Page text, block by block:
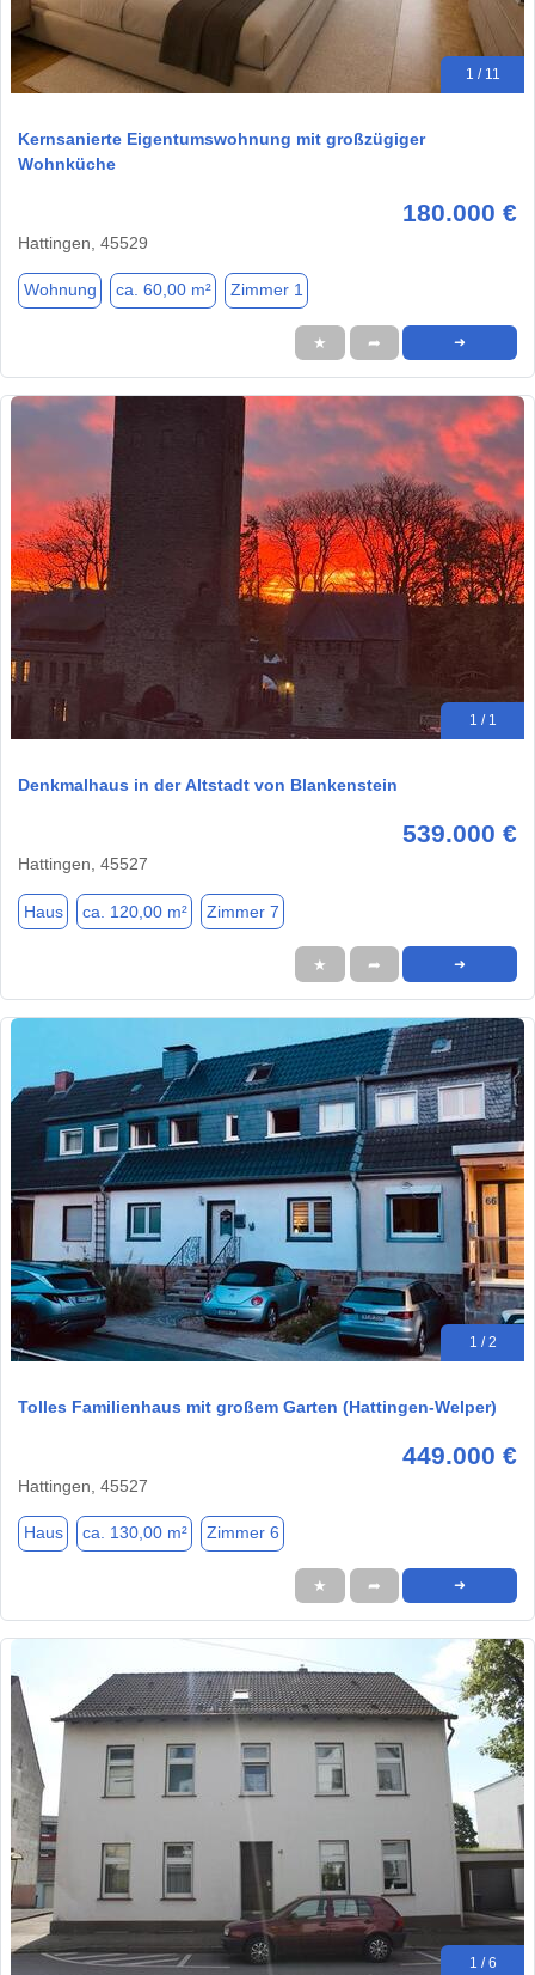
1 / 11
Kernsanierte Eigentumswohnung mit großzügiger
Wohnküche
180.000 €
Hattingen, 45529
Wohnung ca. 60,00 m² Zimmer 1
★ ➦ ➜
1 / 1
Denkmalhaus in der Altstadt von Blankenstein
539.000 €
Hattingen, 45527
Haus ca. 120,00 m² Zimmer 7
★ ➦ ➜
1 / 2
Tolles Familienhaus mit großem Garten (Hattingen-Welper)
449.000 €
Hattingen, 45527
Haus ca. 130,00 m² Zimmer 6
★ ➦ ➜
1 / 6